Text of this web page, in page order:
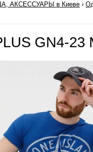
АКСЕССУАРЫ в Киеве ›
GN4-23